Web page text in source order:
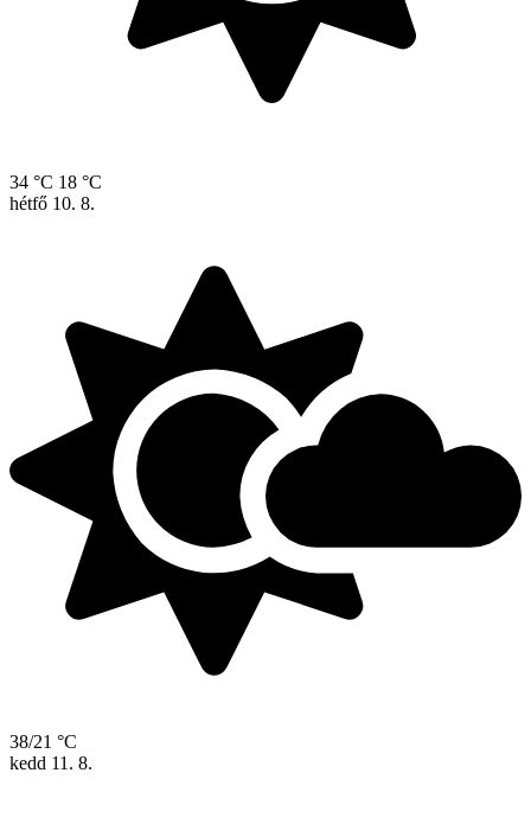
34 °C 18 °C
hétfő 10. 8.
38/21 °C
kedd 11. 8.